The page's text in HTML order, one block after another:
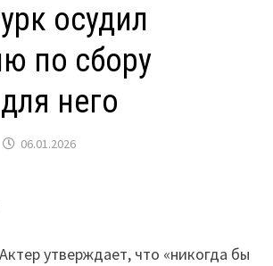
осудил
по сбору
него
06.01.2026
утверждает, что «никогда бы